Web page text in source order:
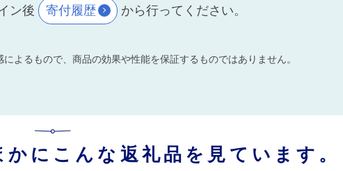
ン後 寄付履歴 から行ってください。
よるもので、商品の効果や性能を保証するものではありません。
にこんな返礼品を見ています。